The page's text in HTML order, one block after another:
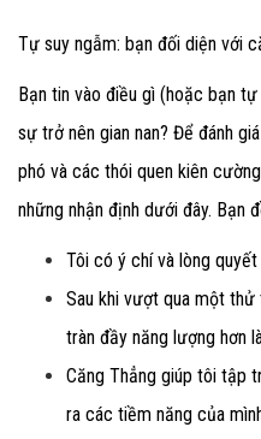
Tự suy ngẫm: bạn đối diện với
Bạn tin vào điều gì (hoặc bạn
sự trở nên gian nan? Để đánh
phó và các thói quen kiên
những nhận định dưới đây. Bạn
Tôi có ý chí và lòng quyết
Sau khi vượt qua một thử
tràn đầy năng lượng hơn
Căng Thẳng giúp tôi tập
ra các tiềm năng của